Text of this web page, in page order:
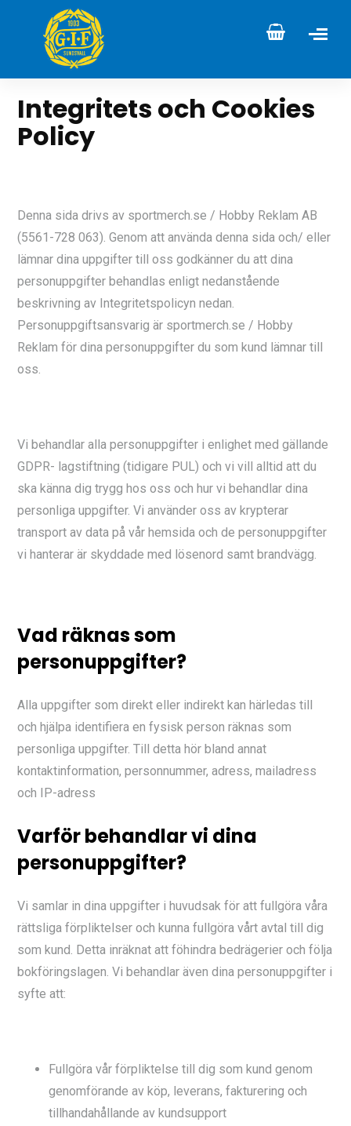
Integritets och Cookies
Policy
Denna sida drivs av sportmerch.se / Hobby Reklam AB
(5561-728 063). Genom att använda denna sida och/ eller
lämnar dina uppgifter till oss godkänner du att dina
personuppgifter behandlas enligt nedanstående
beskrivning av Integritetspolicyn nedan.
Personuppgiftsansvarig är sportmerch.se / Hobby
Reklam för dina personuppgifter du som kund lämnar till
oss.
Vi behandlar alla personuppgifter i enlighet med gällande
GDPR- lagstiftning (tidigare PUL) och vi vill alltid att du
ska känna dig trygg hos oss och hur vi behandlar dina
personliga uppgifter. Vi använder oss av krypterar
transport av data på vår hemsida och de personuppgifter
vi hanterar är skyddade med lösenord samt brandvägg.
Vad räknas som
personuppgifter?
Alla uppgifter som direkt eller indirekt kan härledas till
och hjälpa identifiera en fysisk person räknas som
personliga uppgifter. Till detta hör bland annat
kontaktinformation, personnummer, adress, mailadress
och IP-adress
Varför behandlar vi dina
personuppgifter?
Vi samlar in dina uppgifter i huvudsak för att fullgöra våra
rättsliga förpliktelser och kunna fullgöra vårt avtal till dig
som kund. Detta inräknat att föhindra bedrägerier och följa
bokföringslagen. Vi behandlar även dina personuppgifter i
syfte att:
Fullgöra vår förpliktelse till dig som kund genom
genomförande av köp, leverans, fakturering och
tillhandahållande av kundsupport